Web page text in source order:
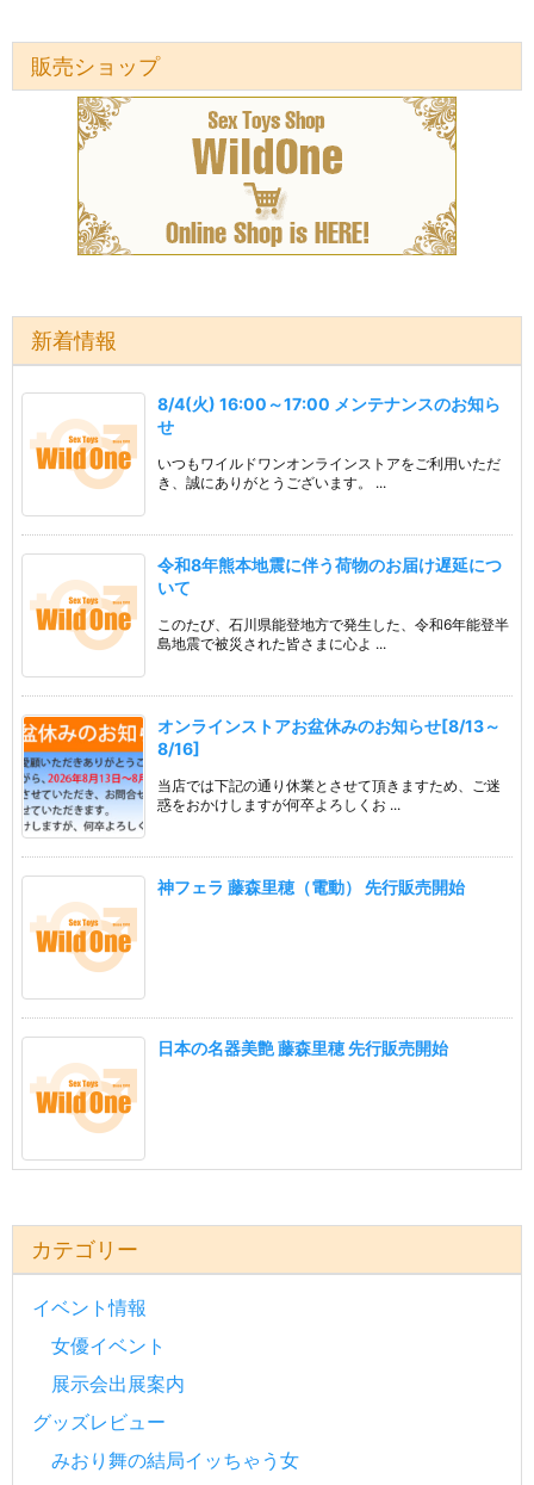
販売ショップ
新着情報
8/4(火) 16:00～17:00 メンテナンスのお知ら
せ
いつもワイルドワンオンラインストアをご利用いただ
き、誠にありがとうございます。 ...
令和8年熊本地震に伴う荷物のお届け遅延につ
いて
このたび、石川県能登地方で発生した、令和6年能登半
島地震で被災された皆さまに心よ ...
オンラインストアお盆休みのお知らせ[8/13～
8/16]
当店では下記の通り休業とさせて頂きますため、ご迷
惑をおかけしますが何卒よろしくお ...
神フェラ 藤森里穂（電動） 先行販売開始
日本の名器美艶 藤森里穂 先行販売開始
カテゴリー
イベント情報
女優イベント
展示会出展案内
グッズレビュー
みおり舞の結局イッちゃう女